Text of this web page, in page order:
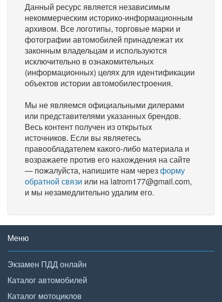
Данный ресурс является независимым
некоммерческим историко-информационным
архивом. Все логотипы, торговые марки и
фотографии автомобилей принадлежат их
законным владельцам и используются
исключительно в ознакомительных
(информационных) целях для идентификации
объектов истории автомобилестроения.
Мы не являемся официальными дилерами
или представителями указанных брендов.
Весь контент получен из открытых
источников. Если вы являетесь
правообладателем какого-либо материала и
возражаете против его нахождения на сайте
— пожалуйста, напишите нам черезформу
обратной связи или на latrom177@gmail.com,
и мы незамедлительно удалим его.
Меню
Экзамен ПДД онлайн
Каталог автомобилей
Каталог мотоциклов